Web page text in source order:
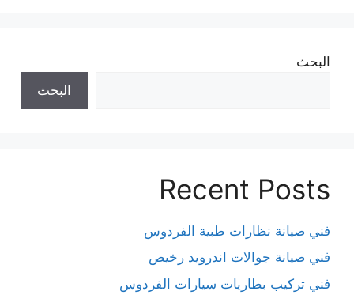
البحث
البحث
Recent Posts
فني صيانة نظارات طبية الفردوس
فني صيانة جوالات اندرويد رخيص
فني تركيب بطاريات سيارات الفردوس